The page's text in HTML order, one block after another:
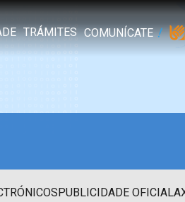
TRÁMITES COMUNÍCATE
PUBLICIDADE OFICIAL